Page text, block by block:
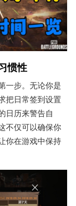
惯性
一步。无论你是
把日常签到设置
日历来警告自
不仅可以确保你
你在游戏中保持